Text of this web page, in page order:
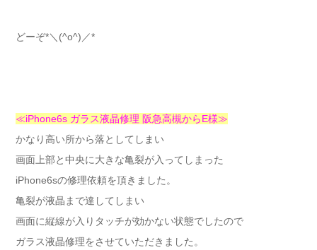
どーぞ*＼(^o^)／*
≪iPhone6s ガラス液晶修理 阪急高槻からE様≫
かなり高い所から落としてしまい
画面上部と中央に大きな亀裂が入ってしまった
iPhone6sの修理依頼を頂きました。
亀裂が液晶まで達してしまい
画面に縦線が入りタッチが効かない状態でしたので
ガラス液晶修理をさせていただきました。